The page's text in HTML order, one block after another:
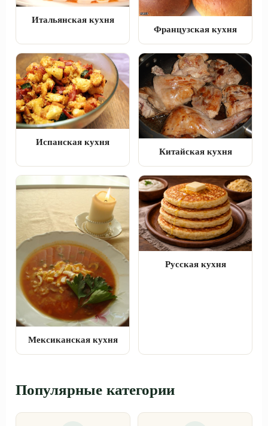
Итальянская кухня
Французская кухня
Испанская кухня
Китайская кухня
Мексиканская кухня
Русская кухня
Популярные категории